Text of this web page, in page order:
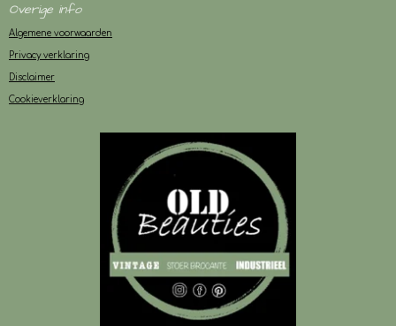
Overige info
Algemene voorwaarden
Privacy verklaring
Disclaimer
Cookieverklaring